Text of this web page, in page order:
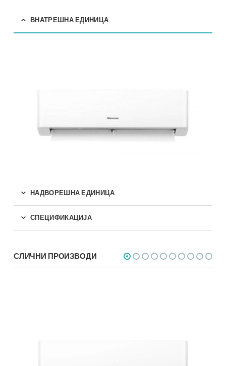
ВНАТРЕШНА ЕДИНИЦА
НАДВОРЕШНА ЕДИНИЦА
СПЕЦИФИКАЦИЈА
СЛИЧНИ ПРОИЗВОДИ